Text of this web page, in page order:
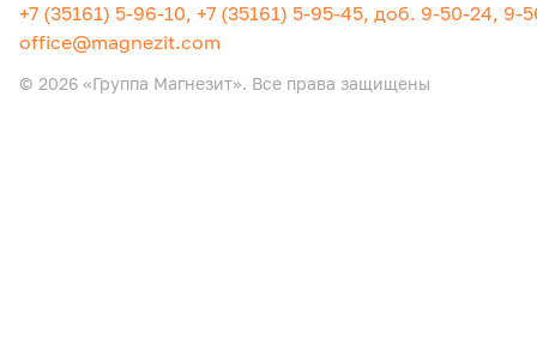
+7 (35161) 5-96-10, +7 (35161) 5-95-45, доб. 9-50-24, 9-
office@magnezit.com
© 2026 «Группа Магнезит». Все права защищены